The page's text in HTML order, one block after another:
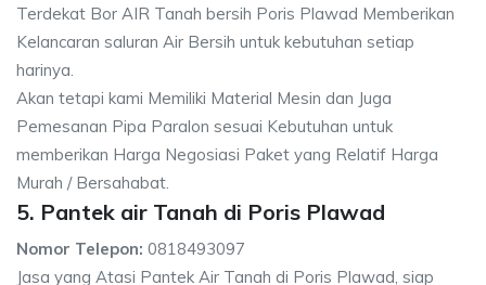
Terdekat Bor AIR Tanah bersih Poris Plawad Memberikan
Kelancaran saluran Air Bersih untuk kebutuhan setiap
harinya.
Akan tetapi kami Memiliki Material Mesin dan Juga
Pemesanan Pipa Paralon sesuai Kebutuhan untuk
memberikan Harga Negosiasi Paket yang Relatif Harga
Murah / Bersahabat.
5. Pantek air Tanah di Poris Plawad
Nomor Telepon: 0818493097
Jasa yang Atasi Pantek Air Tanah di Poris Plawad, siap